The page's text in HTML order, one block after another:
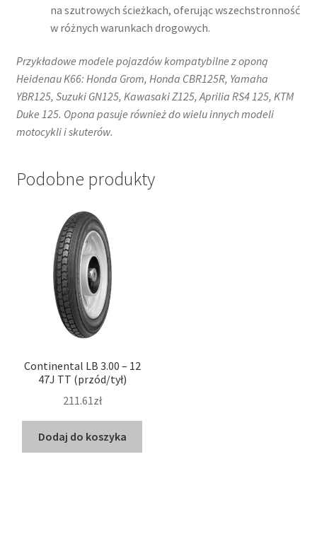
na szutrowych ścieżkach, oferując wszechstronność
w różnych warunkach drogowych.​
Przykładowe modele pojazdów kompatybilne z oponą
Heidenau K66: Honda Grom, Honda CBR125R, Yamaha
YBR125, Suzuki GN125, Kawasaki Z125, Aprilia RS4 125, KTM
Duke 125. Opona pasuje również do wielu innych modeli
motocykli i skuterów.​
Podobne produkty
Continental LB 3.00 – 12
47J TT (przód/tył)
211.61zł
Dodaj do koszyka